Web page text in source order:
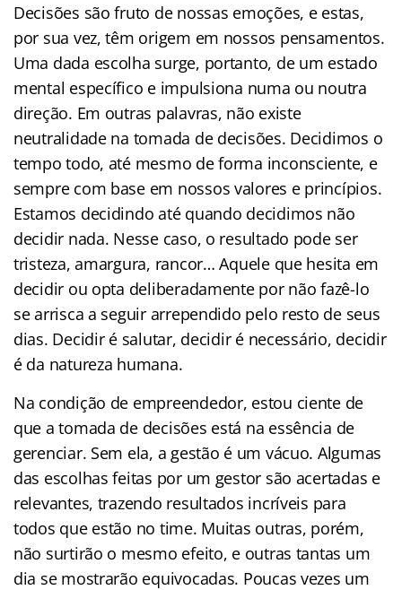
Decisões são fruto de nossas emoções, e estas,
por sua vez, têm origem em nossos pensamentos.
Uma dada escolha surge, portanto, de um estado
mental específico e impulsiona numa ou noutra
direção. Em outras palavras, não existe
neutralidade na tomada de decisões. Decidimos o
tempo todo, até mesmo de forma inconsciente, e
sempre com base em nossos valores e princípios.
Estamos decidindo até quando decidimos não
decidir nada. Nesse caso, o resultado pode ser
tristeza, amargura, rancor… Aquele que hesita em
decidir ou opta deliberadamente por não fazê-lo
se arrisca a seguir arrependido pelo resto de seus
dias. Decidir é salutar, decidir é necessário, decidir
é da natureza humana.
Na condição de empreendedor, estou ciente de
que a tomada de decisões está na essência de
gerenciar. Sem ela, a gestão é um vácuo. Algumas
das escolhas feitas por um gestor são acertadas e
relevantes, trazendo resultados incríveis para
todos que estão no time. Muitas outras, porém,
não surtirão o mesmo efeito, e outras tantas um
dia se mostrarão equivocadas. Poucas vezes um